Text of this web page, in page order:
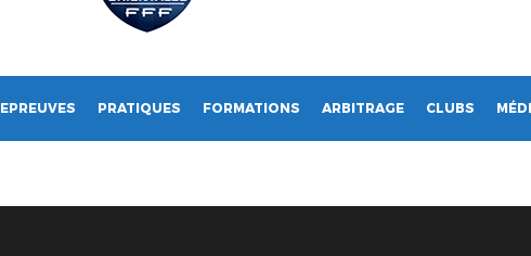
EPREUVES PRATIQUES FORMATIONS ARBITRAGE CLUBS